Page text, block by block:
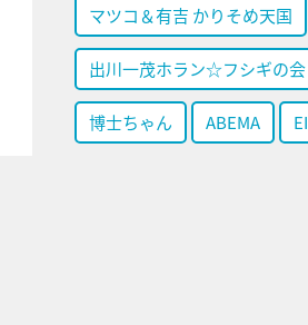
スキボタン
マツコ＆有吉 かりそめ天国
出川一茂ホラン☆フシギの会
博士ちゃん ABEMA